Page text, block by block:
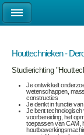
Houttechnieken -
Studierichting
Je ontwikkelt
wetenschappen,
constructies
Je denkt in functie
Je bent technologisch
voorbereiding, het
toepassen van CAM,